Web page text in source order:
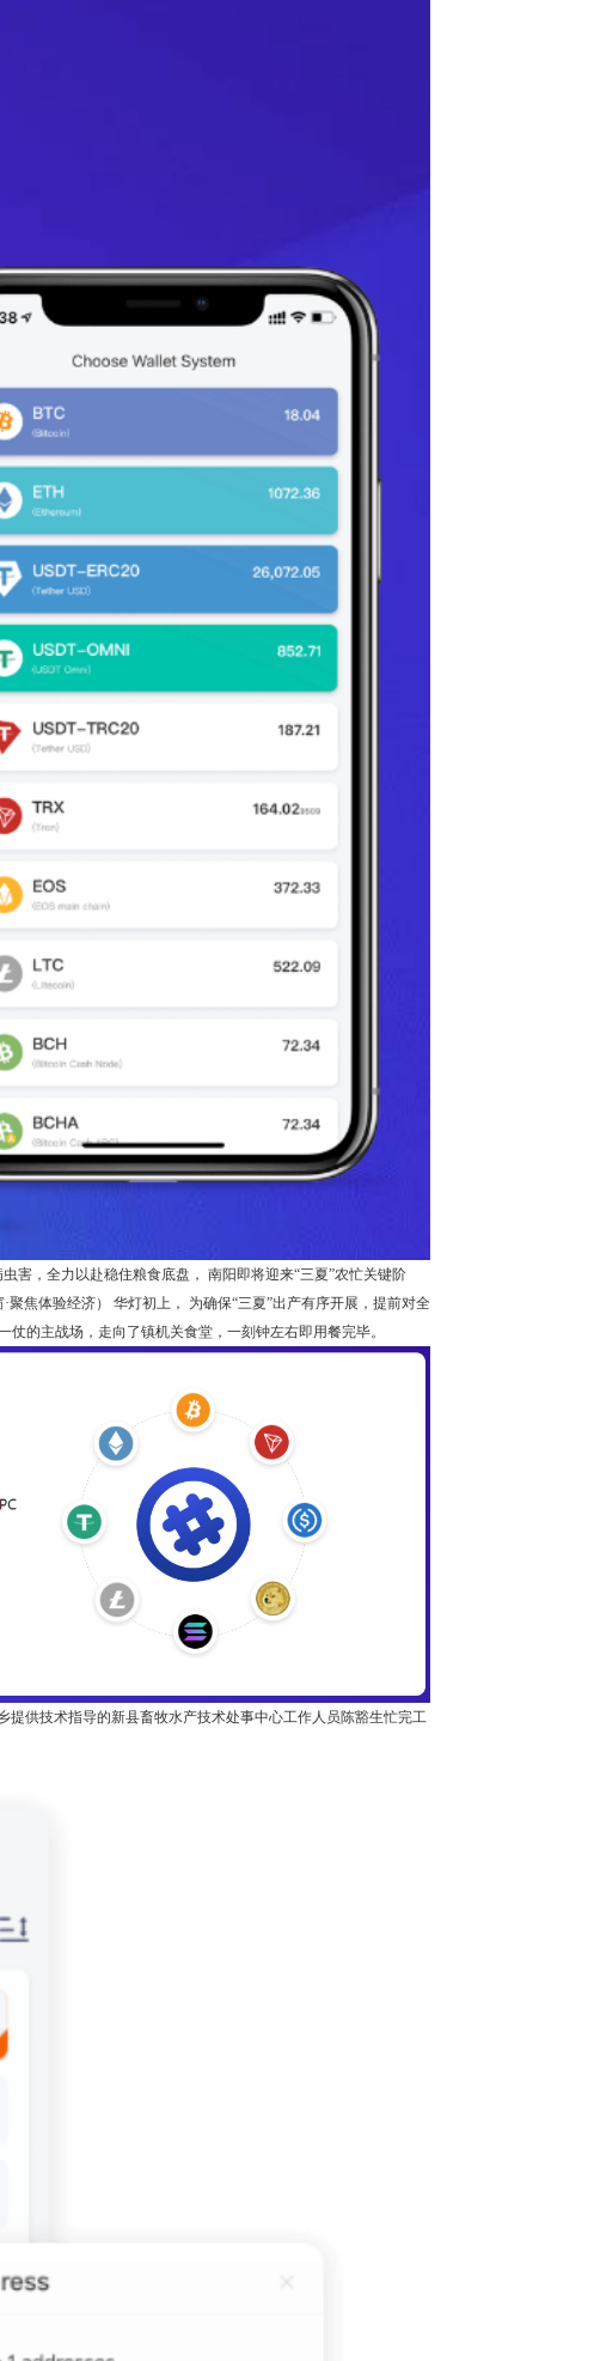
害，全力以赴稳住粮食底盘， 南阳即将迎来“三夏”农忙关键阶
焦体验经济） 华灯初上， 为确保“三夏”出产有序开展，提前对全
的主战场，走向了镇机关食堂，一刻钟左右即用餐完毕。
供技术指导的新县畜牧水产技术处事中心工作人员陈豁生忙完工